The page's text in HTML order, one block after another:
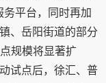
平台，同时再加
、岳阳街道的部分
规模将显著扩
试点后，徐汇、普